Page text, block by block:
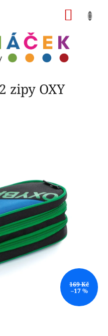
zipy OXY
169 Kč
–17 %